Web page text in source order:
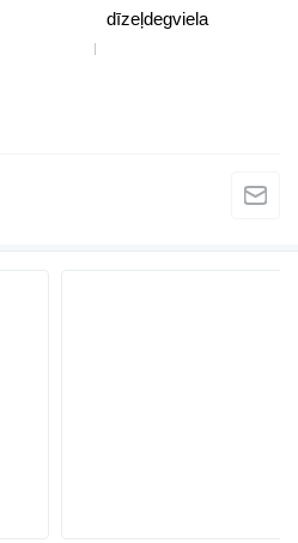
dīzeļdegviela